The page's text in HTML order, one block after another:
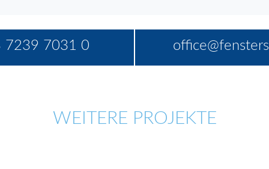
7239 7031 0
WEITERE PROJEKTE